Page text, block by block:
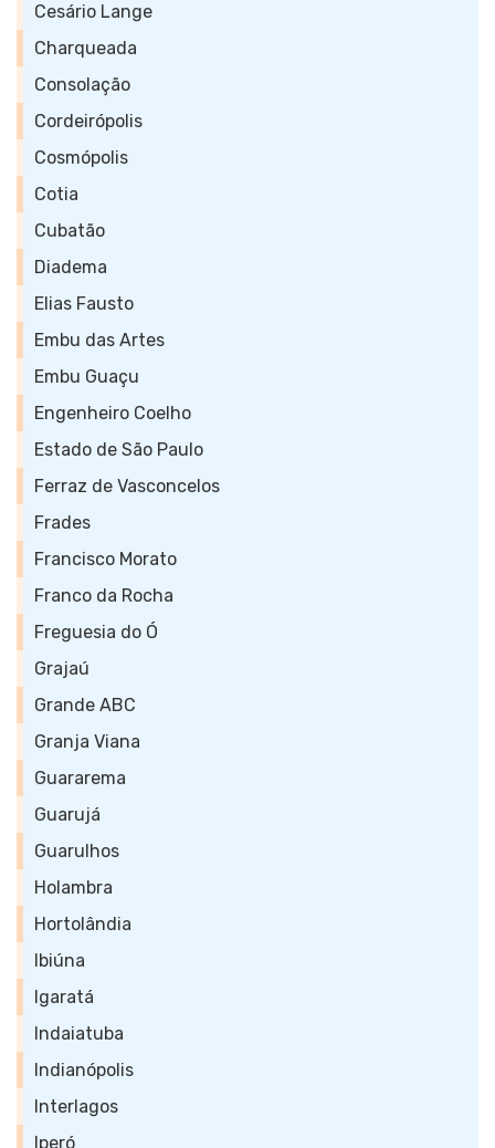
Cesário Lange
Charqueada
Consolação
Cordeirópolis
Cosmópolis
Cotia
Cubatão
Diadema
Elias Fausto
Embu das Artes
Embu Guaçu
Engenheiro Coelho
Estado de São Paulo
Ferraz de Vasconcelos
Frades
Francisco Morato
Franco da Rocha
Freguesia do Ó
Grajaú
Grande ABC
Granja Viana
Guararema
Guarujá
Guarulhos
Holambra
Hortolândia
Ibiúna
Igaratá
Indaiatuba
Indianópolis
Interlagos
Iperó